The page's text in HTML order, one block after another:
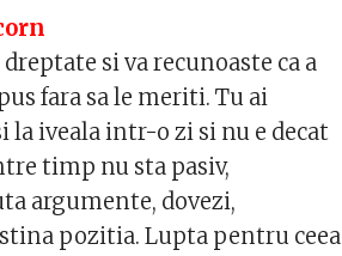
si va recunoaste ca a
fara sa le meriti. Tu ai
la iveala intr-o zi si nu e decat
timp nu sta pasiv,
argumente, dovezi,
pozitia. Lupta pentru ceea